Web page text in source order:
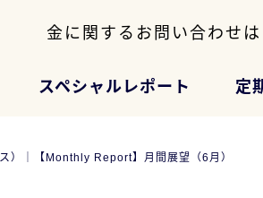
金に関するお問い合わせは
スペシャルレポート 定
）｜【Monthly Report】月間展望（6月）